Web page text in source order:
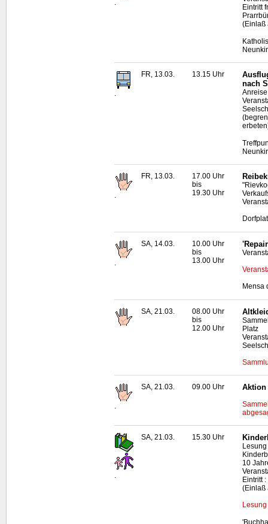
.
Eintritt
(Einlaß
.
FR, 13.03. 13.15 Uhr
nach
.
FR, 13.03.
17.00 Uhr
bis
19.30 Uhr
SA, 14.03.
10.00 Uhr
bis
13.00 Uhr
Mensa
SA, 21.03.
08.00 Uhr
bis
12.00 Uhr
Platz
.
SA, 21.03. 09.00 Uhr Aktion
.
SA, 21.03. 15.30 Uhr
10
Eintritt
(Einlaß